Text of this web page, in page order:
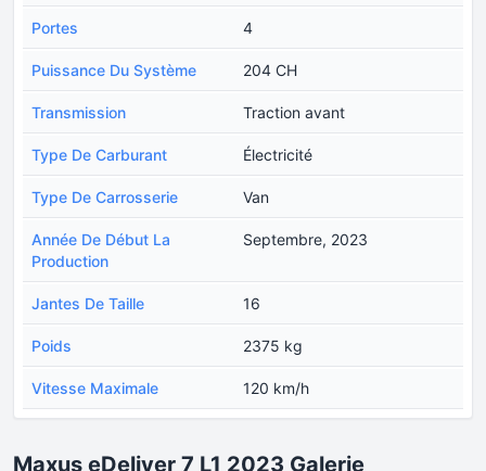
Portes 4
Puissance Du Système 204 CH
Transmission Traction avant
Type De Carburant Électricité
Type De Carrosserie Van
Année De Début La
Production
Septembre, 2023
Jantes De Taille 16
Poids 2375 kg
Vitesse Maximale 120 km/h
Maxus eDeliver 7 L1 2023 Galerie